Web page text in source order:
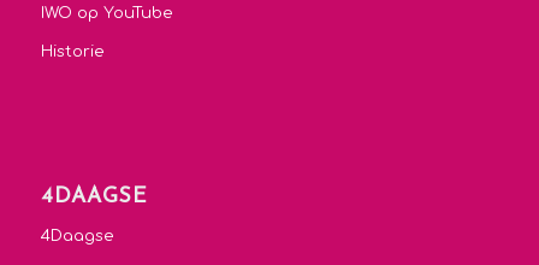
IWO op YouTube
Historie
4DAAGSE
4Daagse